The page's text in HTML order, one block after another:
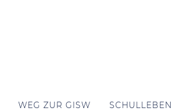
WEG ZUR GISW SCHULLEBEN